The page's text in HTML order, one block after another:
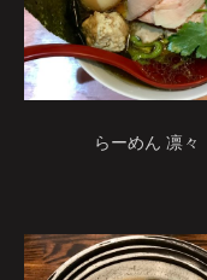
らーめん 凛々